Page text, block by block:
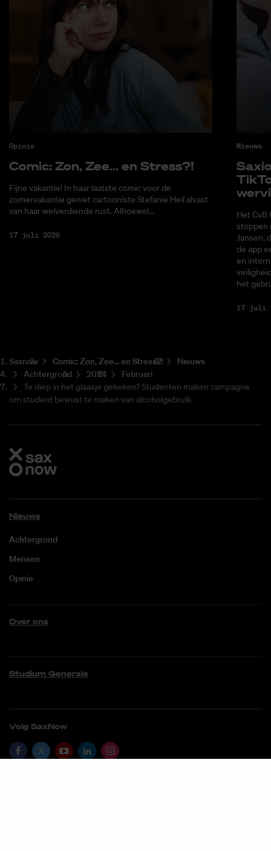
Opinie
Co­mic: Zon, Zee... en Stress?!
Fijne vakantie! In haar laatste comic voor de
zomervakantie geniet cartooniste Stefanie Heil alvast
van haar welverdiende rust. Alhoewel...
17 juli 2026
Nieuws
Het CvB
stoppen
Jansen,
de app
en
het
17 juli
Saxnow Co­mic: Zon, Zee... en Stress?!
Nieuws
Achtergrond
2024
Februari
Te diep in het glaasje gekeken? Studenten maken campagne
om student bewust te maken van alcoholgebruik
Nieuws
Achtergrond
Mensen
Opinie
Over ons
Studium Generale
Volg SaxNow